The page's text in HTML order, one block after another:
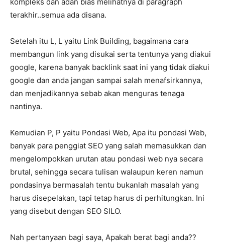
terakhir..semua ada disana.
Setelah itu L, L yaitu Link Building, bagaimana cara
membangun link yang disukai serta tentunya yang diakui
google, karena banyak backlink saat ini yang tidak diakui
google dan anda jangan sampai salah menafsirkannya,
dan menjadikannya sebab akan menguras tenaga
nantinya.
Kemudian P, P yaitu Pondasi Web, Apa itu pondasi Web,
banyak para penggiat SEO yang salah memasukkan dan
mengelompokkan urutan atau pondasi web nya secara
brutal, sehingga secara tulisan walaupun keren namun
pondasinya bermasalah tentu bukanlah masalah yang
harus disepelakan, tapi tetap harus di perhitungkan. Ini
yang disebut dengan SEO SILO.
Nah pertanyaan bagi saya, Apakah berat bagi anda??